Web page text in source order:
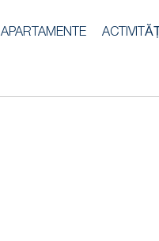
APARTAMENTE ACTIVITĂȚI